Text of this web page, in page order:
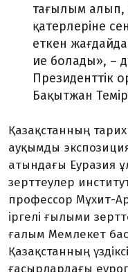
тағылым
қатерлеріне
еткен
ие болады», –
Президенттік
Бақытжан
Қазақстанның
ауқымды
атындағы Еуразия
зерттеулер
профессор Мұхит-
іргелі ғылыми
ғалым Мемлекет
Қазақстанның
ғасырлардағы